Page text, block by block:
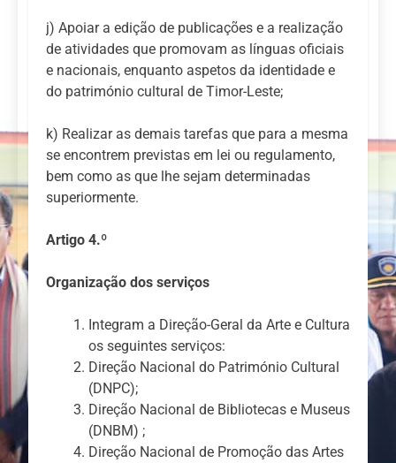
j) Apoiar a edição de publicações e a realização
de atividades que promovam as línguas oficiais
e nacionais, enquanto aspetos da identidade e
do património cultural de Timor-Leste;
k) Realizar as demais tarefas que para a mesma
se encontrem previstas em lei ou regulamento,
bem como as que lhe sejam determinadas
superiormente.
Artigo 4.º
Organização dos serviços
Integram a Direção-Geral da Arte e Cultura
os seguintes serviços:
Direção Nacional do Património Cultural
(DNPC);
Direção Nacional de Bibliotecas e Museus
(DNBM) ;
Direção Nacional de Promoção das Artes